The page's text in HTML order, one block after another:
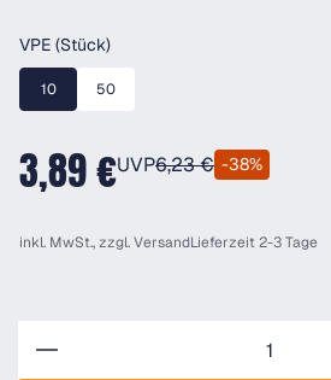
VPE (Stück)auswählen
10 50
3,89 €UVP6,23 € -38%
inkl. MwSt., zzgl.VersandLieferzeit 2-3 Tage